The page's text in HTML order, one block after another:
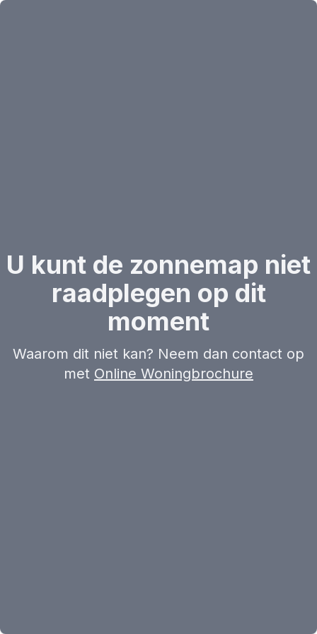
U kunt de zonnemap niet
raadplegen op dit
moment
Waarom dit niet kan? Neem dan contact op
met Online Woningbrochure